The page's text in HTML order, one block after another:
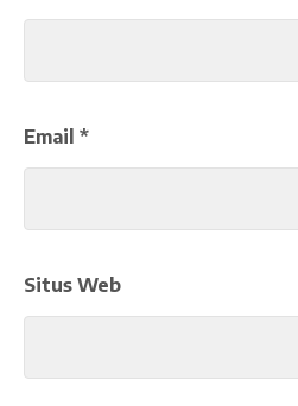
Email *
Situs Web